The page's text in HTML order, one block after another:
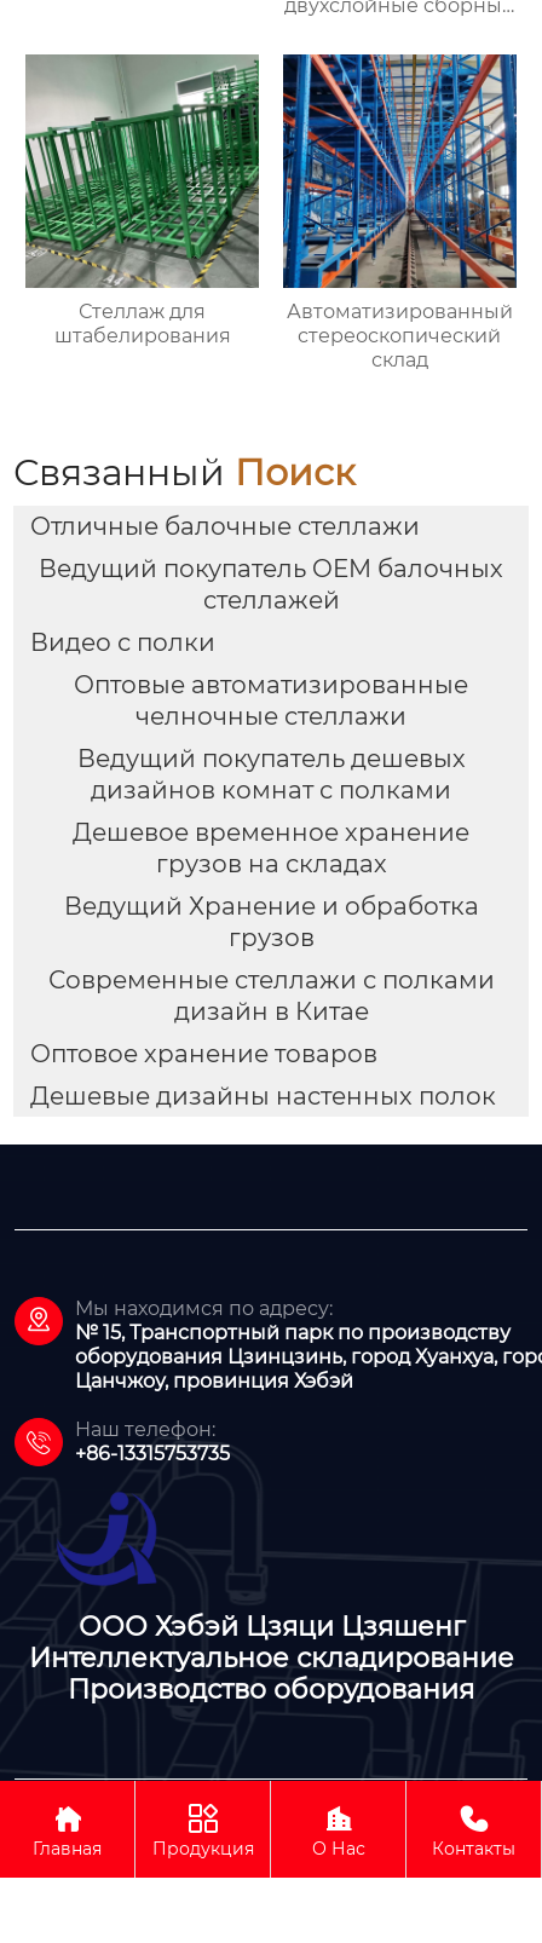
двухслойные сборные
хранения стальной
конструкции, съемные
полки для чердачной
платформы
Стеллаж для
штабелирования
Автоматизированный
стереоскопический
склад
Связанный Поиск
Отличные балочные стеллажи
Ведущий покупатель OEM балочных
стеллажей
Видео с полки
Оптовые автоматизированные
челночные стеллажи
Ведущий покупатель дешевых
дизайнов комнат с полками
Дешевое временное хранение
грузов на складах
Ведущий Хранение и обработка
грузов
Современные стеллажи с полками
дизайн в Китае
Оптовое хранение товаров
Дешевые дизайны настенных полок

Мы находимся по адресу:
№ 15, Транспортный парк по производству
оборудования Цзинцзинь, город Хуанхуа,
Цанчжоу, провинция Хэбэй

Наш телефон:
+86-13315753735
ООО Хэбэй Цзяци Цзяшенг
Интеллектуальное складирование
Производство оборудования
ООО Хэбэй Цзяци Цзяшенг Интеллектуальное
складирование Производство оборудования

Главная

Продукция

О Нас

Контакты